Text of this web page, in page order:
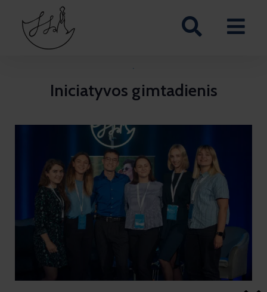
·
Iniciatyvos gimtadienis